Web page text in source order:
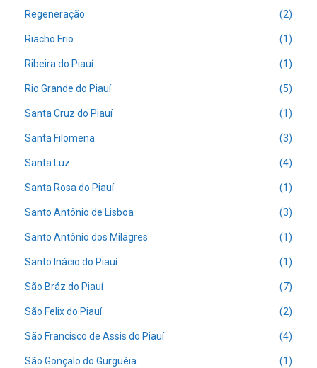
Regeneração (2)
Riacho Frio (1)
Ribeira do Piauí (1)
Rio Grande do Piauí (5)
Santa Cruz do Piauí (1)
Santa Filomena (3)
Santa Luz (4)
Santa Rosa do Piauí (1)
Santo Antônio de Lisboa (3)
Santo Antônio dos Milagres (1)
Santo Inácio do Piauí (1)
São Bráz do Piauí (7)
São Felix do Piauí (2)
São Francisco de Assis do Piauí (4)
São Gonçalo do Gurguéia (1)